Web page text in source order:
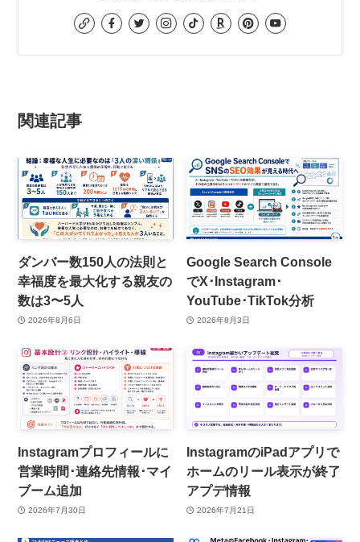
関連記事
ダンバー数150人の法則と
幸福度を最大化する親友の
数は3〜5人
2026年8月6日
Google Search Console
でX･Instagram･
YouTube･TikTok分析
2026年8月3日
Instagramプロフィールに
営業時間･連絡先情報･マイ
ブーム追加
2026年7月30日
InstagramのiPadアプリで
ホームのリール表示が終了
アプデ情報
2026年7月21日